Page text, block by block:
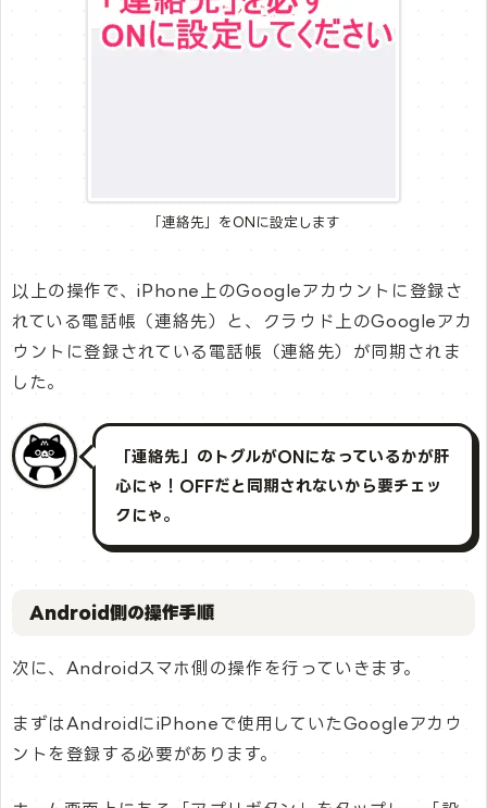
「連絡先」をONに設定します
以上の操作で、iPhone上のGoogleアカウントに登録さ
れている電話帳（連絡先）と、クラウド上のGoogleアカ
ウントに登録されている電話帳（連絡先）が同期されま
した。
「連絡先」のトグルがONになっているかが肝
心にゃ！OFFだと同期されないから要チェッ
クにゃ。
Android側の操作手順
次に、Androidスマホ側の操作を行っていきます。
まずはAndroidにiPhoneで使用していたGoogleアカウ
ントを登録する必要があります。